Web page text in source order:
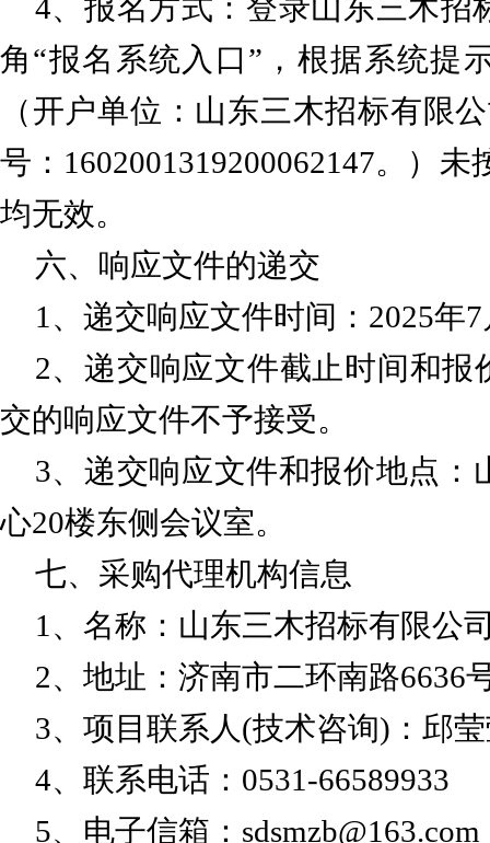
4、报名方式：登录山东三木招
角“报名系统入口”，根据系统提
（开户单位：山东三木招标有限
号：1602001319200062147。）
均无效。
六、响应文件的递交
1、递交响应文件时间：2025年
2、递交响应文件截止时间和报
交的响应文件不予接受。
3、递交响应文件和报价地点：
心20楼东侧会议室。
七、采购代理机构信息
1、名称：山东三木招标有限公
2、地址：济南市二环南路6636
3、项目联系人(技术咨询)：邱
4、联系电话：0531-66589933
5、电子信箱：